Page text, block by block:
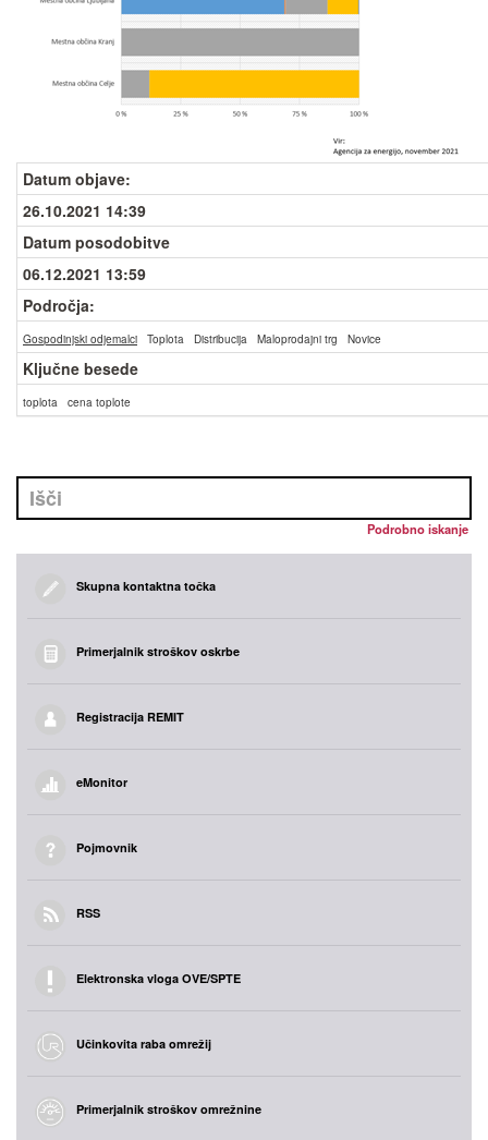
Datum objave:
26.10.2021 14:39
Datum posodobitve
06.12.2021 13:59
Področja:
Gospodinjski odjemalci Toplota Distribucija Maloprodajni trg Novice
Ključne besede
toplota cena toplote
Podrobno iskanje
Skupna kontaktna točka
Primerjalnik stroškov oskrbe
Registracija REMIT
eMonitor
Pojmovnik
RSS
Elektronska vloga OVE/SPTE
Učinkovita raba omrežij
Primerjalnik stroškov omrežnine